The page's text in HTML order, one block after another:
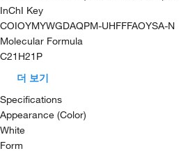
InChI Key
COIOYMYWGDAQPM-UHFFFAOYSA-N
Molecular Formula
C21H21P
더 보기
Specifications
Appearance (Color)
White
Form